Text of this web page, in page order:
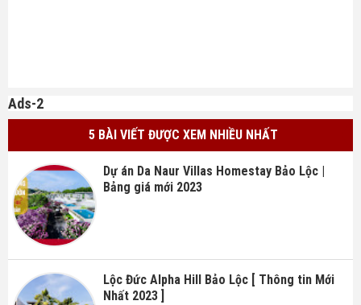
Ads-2
5 BÀI VIẾT ĐƯỢC XEM NHIỀU NHẤT
Dự án Da Naur Villas Homestay Bảo Lộc |
Bảng giá mới 2023
Lộc Đức Alpha Hill Bảo Lộc [ Thông tin Mới
Nhất 2023 ]